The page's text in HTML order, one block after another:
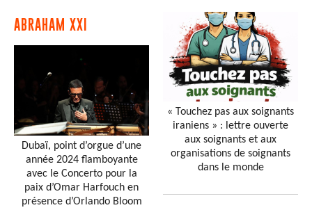
ABRAHAM XXI
Dubaï, point d’orgue d’une
année 2024 flamboyante
avec le Concerto pour la
paix d’Omar Harfouch en
présence d’Orlando Bloom
« Touchez pas aux soignants
iraniens » : lettre ouverte
aux soignants et aux
organisations de soignants
dans le monde